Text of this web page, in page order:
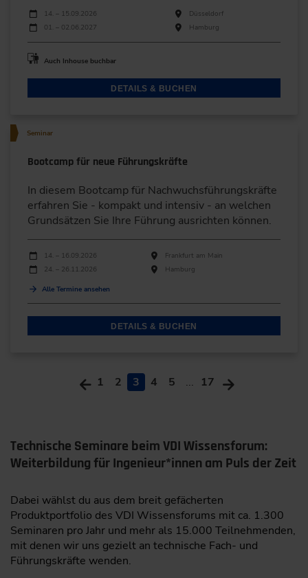
Durchführungen
Veranstaltungsdatum
14. – 15.09.2026
Düsseldorf
01. – 02.06.2027
Hamburg
Auch Inhouse buchbar
DETAILS & BUCHEN
Seminar
Bootcamp für neue Führungskräfte
In diesem Bootcamp für Nachwuchsführungskräfte
erfahren Sie - kompakt und intensiv - an welchen
Grundsätzen Sie Ihre Führung ausrichten können.
Durchführungen
Veranstaltungsdatum Veranstaltungsort
14. – 16.09.2026
Frankfurt am Main
24. – 26.11.2026
Hamburg
Alle Termine ansehen
DETAILS & BUCHEN
1 2 3 4 5 ... 17
Technische Seminare beim VDI Wissensforum:
Weiterbildung für Ingenieur*innen am Puls der Zeit
Dabei wählst du aus dem breit gefächerten
Produktportfolio des VDI Wissensforums mit ca. 1.300
Seminaren pro Jahr und mehr als 15.000 Teilnehmenden,
mit denen wir uns gezielt an technische Fach- und
Führungskräfte wenden.